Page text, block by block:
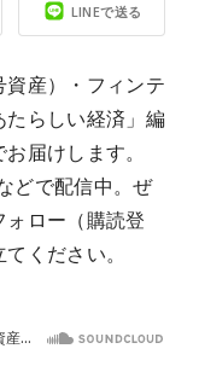
LINEで送る
産）・フィンテ
たらしい経済」編
届けします。
どで配信中。ぜ
ロー（購読登
ください。